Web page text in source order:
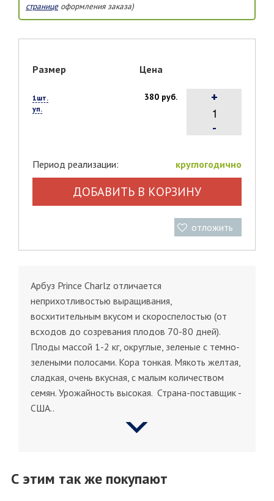
страницеоформления заказа)
Размер Цена
1шт.
уп.
380 руб.
-
+
Период реализации: круглогодично
ДОБАВИТЬ В КОРЗИНУ
отложить
Арбуз Prince Charlz отличается
неприхотливостью выращивания,
восхитительным вкусом и скороспелостью (от
всходов до созревания плодов 70-80 дней).
Плоды массой 1-2 кг, округлые, зеленые с темно-
зелеными полосами. Кора тонкая. Мякоть желтая,
сладкая, очень вкусная, с малым количеством
семян. Урожайность высокая. Страна-поставщик -
США..
С этим так же покупают